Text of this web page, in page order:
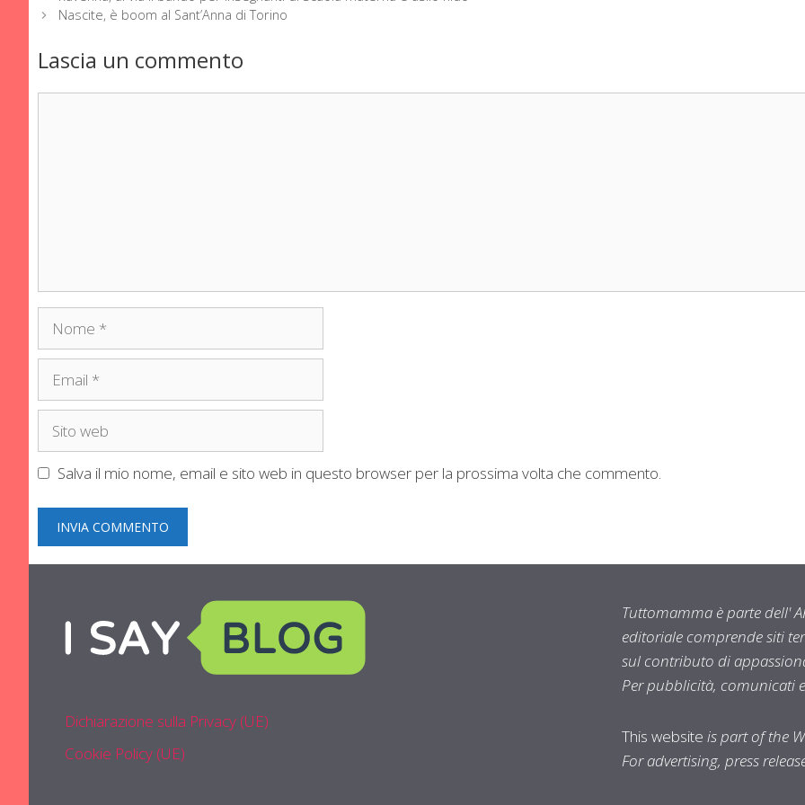
Nascite, è boom al Sant’Anna di Torino
Lascia un commento
Nome
Email
Sito
Salva il mio nome, email e sito web in questo browser per la prossima volta che commento.
Dichiarazione sulla Privacy (UE)
Cookie Policy (UE)
Tuttomamma è parte dell'
editoriale comprende siti
sul contributo di
Per pubblicità, comunicati
This website is part of the
For advertising, press